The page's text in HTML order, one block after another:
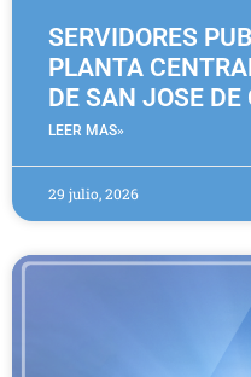
SERVIDORES
PLANTA
DE SAN JOSE DE
LEER MAS»
29 julio, 2026